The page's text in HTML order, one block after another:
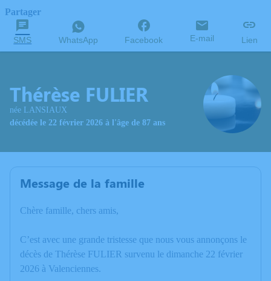
Partager
SMS WhatsApp Facebook E-mail Lien
Thérèse FULIER
née LANSIAUX
décédée le 22 février 2026 à l'âge de 87 ans
Message de la famille
Chère famille, chers amis,
C’est avec une grande tristesse que nous vous annonçons le
décès de Thérèse FULIER survenu le dimanche 22 février
2026 à Valenciennes.